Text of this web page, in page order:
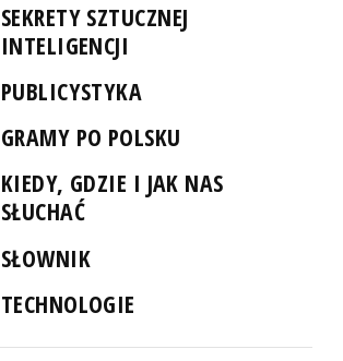
SEKRETY SZTUCZNEJ
INTELIGENCJI
PUBLICYSTYKA
GRAMY PO POLSKU
KIEDY, GDZIE I JAK NAS
SŁUCHAĆ
SŁOWNIK
TECHNOLOGIE